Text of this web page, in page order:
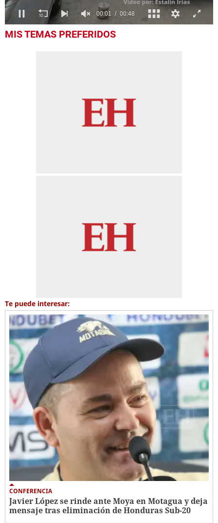
seconds
MIS TEMAS PREFERIDOS
Te puede interesar:
CONFERENCIA
Javier López se rinde ante Moya en Motagua y deja
mensaje tras eliminación de Honduras Sub-20